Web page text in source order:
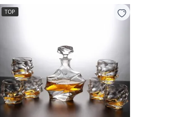
TOP